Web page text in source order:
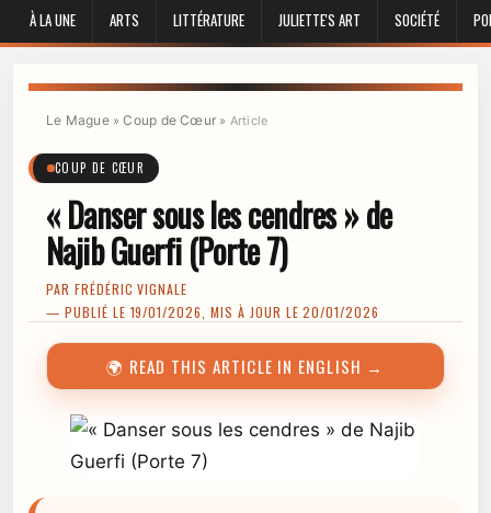
À LA UNE ARTS LITTÉRATURE JULIETTE'S ART SOCIÉTÉ
Le Mague»Coup de Cœur » Article
COUP DE CŒUR
« Danser sous les cendres » de
Najib Guerfi (Porte 7)
PAR FRÉDÉRIC VIGNALE
— PUBLIÉ LE 19/01/2026, MIS À JOUR LE 20/01/2026
🌍 READ THIS ARTICLE IN ENGLISH →